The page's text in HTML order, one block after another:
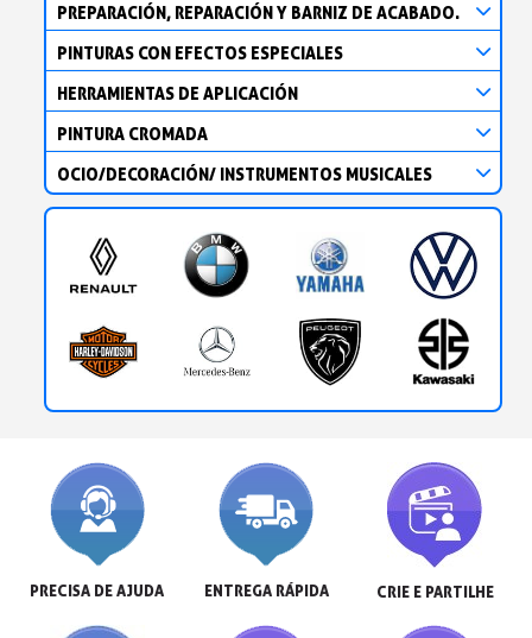
PREPARACIÓN, REPARACIÓN Y BARNIZ DE ACABADO.
PINTURAS CON EFECTOS ESPECIALES
HERRAMIENTAS DE APLICACIÓN
PINTURA CROMADA
OCIO/DECORACIÓN/ INSTRUMENTOS MUSICALES
PRECISA DE AJUDA ENTREGA RÁPIDA CRIE E PARTILHE